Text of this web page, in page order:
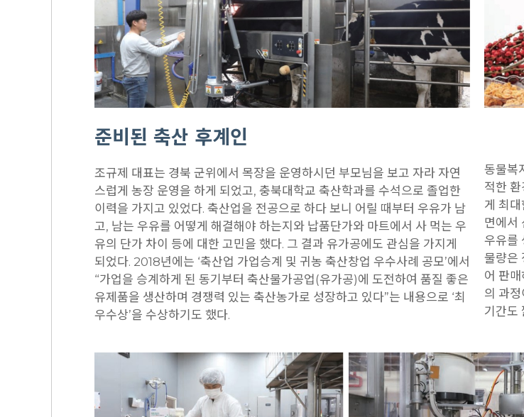
준비된 축산 후계인
조규제 대표는 경북 군위에서 목장을 운영하시던 부모님을 보고 자라 자연
스럽게 농장 운영을 하게 되었고, 충북대학교 축산학과를 수석으로 졸업한
이력을 가지고 있었다. 축산업을 전공으로 하다 보니 어릴 때부터 우유가 남
고, 남는 우유를 어떻게 해결해야 하는지와 납품단가와 마트에서 사 먹는 우
유의 단가 차이 등에 대한 고민을 했다. 그 결과 유가공에도 관심을 가지게
되었다. 2018년에는 ‘축산업 가업승계 및 귀농 축산창업 우수사례 공모’에서
“가업을 승계하게 된 동기부터 축산물가공업(유가공)에 도전하여 품질 좋은
유제품을 생산하며 경쟁력 있는 축산농가로 성장하고 있다”는 내용으로 ‘최
우수상’을 수상하기도 했다.
동물복
적한
게 최
면에서
우유를
물량은
어 판
의 과
기간도